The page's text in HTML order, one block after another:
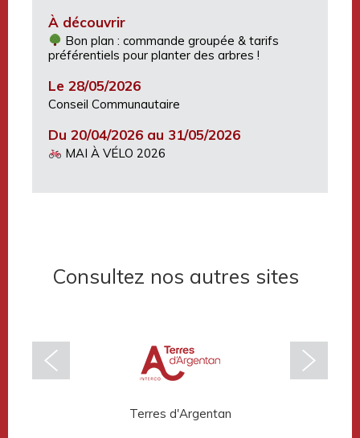
À découvrir
Bon plan : commande groupée & tarifs
préférentiels pour planter des arbres !
Le 28/05/2026
Conseil Communautaire
Du 20/04/2026 au 31/05/2026
MAI À VÉLO 2026
Consultez nos autres sites
Terres d'Argentan